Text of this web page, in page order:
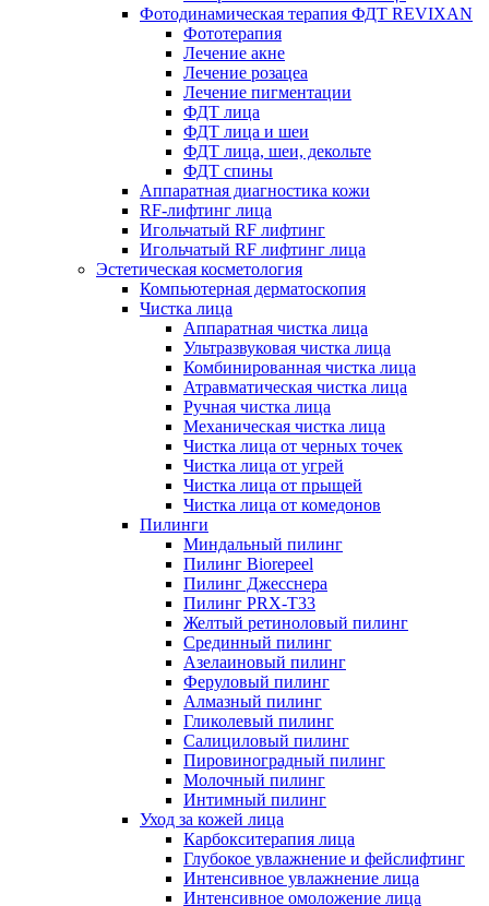
Фотодинамическая терапия ФДТ REVIXAN
Фототерапия
Лечение акне
Лечение розацеа
Лечение пигментации
ФДТ лица
ФДТ лица и шеи
ФДТ лица, шеи, декольте
ФДТ спины
Аппаратная диагностика кожи
RF-лифтинг лица
Игольчатый RF лифтинг
Игольчатый RF лифтинг лица
Эстетическая косметология
Компьютерная дерматоскопия
Чистка лица
Аппаратная чистка лица
Ультразвуковая чистка лица
Комбинированная чистка лица
Атравматическая чистка лица
Ручная чистка лица
Механическая чистка лица
Чистка лица от черных точек
Чистка лица от угрей
Чистка лица от прыщей
Чистка лица от комедонов
Пилинги
Миндальный пилинг
Пилинг Biorepeel
Пилинг Джесснера
Пилинг PRX-T33
Желтый ретиноловый пилинг
Срединный пилинг
Азелаиновый пилинг
Феруловый пилинг
Алмазный пилинг
Гликолевый пилинг
Салициловый пилинг
Пировиноградный пилинг
Молочный пилинг
Интимный пилинг
Уход за кожей лица
Карбокситерапия лица
Глубокое увлажнение и фейслифтинг
Интенсивное увлажнение лица
Интенсивное омоложение лица